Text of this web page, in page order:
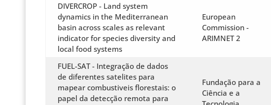
DIVERCROP - Land system
dynamics in the Mediterranean
basin across scales as relevant
indicator for species diversity and
local food systems
European
Commission -
ARIMNET 2
FUEL-SAT - Integração de dados
de diferentes satelites para
mapear combustiveis florestais: o
papel da detecção remota para
Fundação para a
Ciência e a